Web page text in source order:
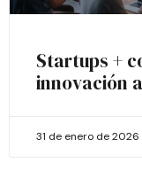
Startups +
innovación
31 de enero de 2026